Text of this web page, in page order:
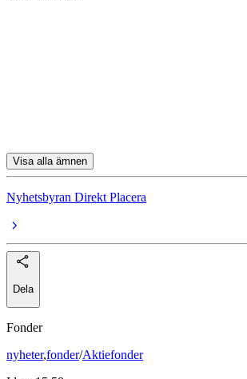
Visa alla ämnen
Nyhetsbyran Direkt Placera
Dela
Fonder
nyheter,fonder/Aktiefonder